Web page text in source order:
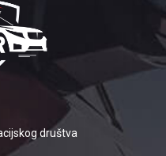
društva